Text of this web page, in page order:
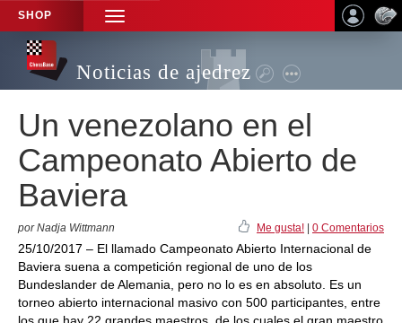
SHOP
TOGGLE
NAVIGATION
Noticias de ajedrez
Un venezolano en el
Campeonato Abierto de
Baviera
por Nadja Wittmann Me gusta! 0 Comentarios
25/10/2017 – El llamado Campeonato Abierto Internacional de
Baviera suena a competición regional de uno de los
Bundeslander de Alemania, pero no lo es en absoluto. Es un
torneo abierto internacional masivo con 500 participantes, entre